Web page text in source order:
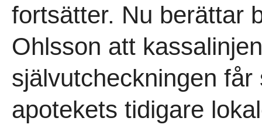
fortsätter. Nu berättar
Ohlsson att
självutcheckningen
apotekets tidigare